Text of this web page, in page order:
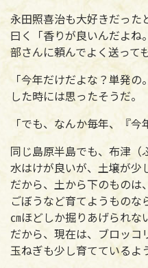
永田照喜治も大好きだった
曰く「香りが良いんだよね
部さんに頼んでよく送って
「今年だけだよな？単発
した時には思ったそうだ。
「でも、なんか毎年、『
同じ島原半島でも、布津（
水はけが良いが、土壌が少
だから、土から下のものは
ごぼうなど育てようもの
㎝ほどしか掘りあげられな
だから、現在は、ブロッコ
玉ねぎも少し育てているよ